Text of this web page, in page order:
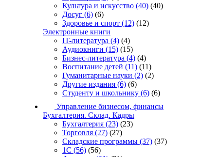
Культура и искусство (40) (40)
Досуг (6) (6)
Здоровье и спорт (12) (12)
Электронные книги
IT-литература (4) (4)
Аудиокниги (15) (15)
Бизнес-литература (4) (4)
Воспитание детей (11) (11)
Гуманитарные науки (2) (2)
Другие издания (6) (6)
Студенту и школьнику (6) (6)
Управление бизнесом, финансы
Бухгалтерия. Склад. Кадры
Бухгалтерия (23) (23)
Торговля (27) (27)
Складские программы (37) (37)
1С (56) (56)